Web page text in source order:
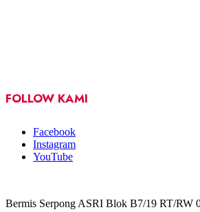
FOLLOW KAMI
Facebook
Instagram
YouTube
Bermis Serpong ASRI Blok B7/19 RT/RW